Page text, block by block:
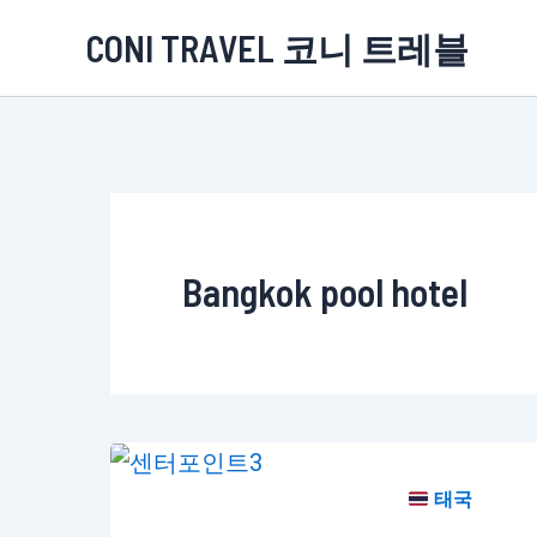
츠
CONI TRAVEL 코니 트레블
Bangkok pool hotel
태국